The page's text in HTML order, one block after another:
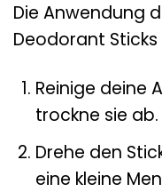
Die Anwendung
Deodorant
Reinige deine
trockne sie ab.
Drehe den
eine kleine